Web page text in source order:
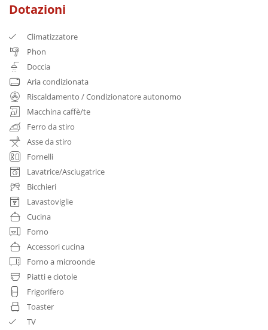
Dotazioni
Climatizzatore
Phon
Doccia
Aria condizionata
Riscaldamento / Condizionatore autonomo
Macchina caffè/te
Ferro da stiro
Asse da stiro
Fornelli
Lavatrice/Asciugatrice
Bicchieri
Lavastoviglie
Cucina
Forno
Accessori cucina
Forno a microonde
Piatti e ciotole
Frigorifero
Toaster
TV